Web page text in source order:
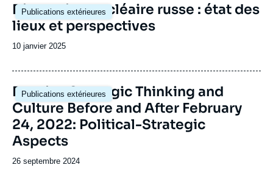
Publications extérieures
Image
principale
Dissuasion nucléaire russe : état des
lieux et perspectives
Date
publication
10 janvier 2025
Publications extérieures
Image
principale
Russian Strategic Thinking and
Culture Before and After February
24, 2022: Political-Strategic
Aspects
Date
26 septembre 2024